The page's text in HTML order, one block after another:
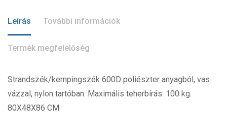
Leírás További információk
Termék megfelelőség
Strandszék/kempingszék 600D poliészter anyagból, vas
vázzal, nylon tartóban. Maximális teherbírás: 100 kg.
80X48X86 CM